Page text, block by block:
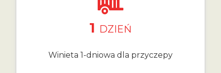
1 DZIEŃ
Winieta 1-dniowa dla przyczepy